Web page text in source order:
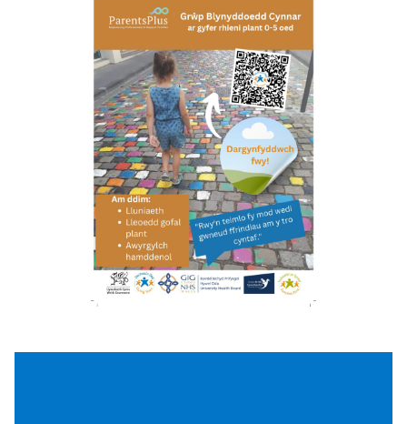
Dyddiad a lleoliad i’w cadarnhau,
cofrestrwch eich diddordeb.
6-12 Sessiew – Mae rhaglen Rhieni a
Blynyddoedd Cynnar yn rhaglen gyffredinol
ar gyfer rhieni plant rhwng 1 a 6 oed gan
gynnwys y rhainag anghenion ychwanegol.
Mae’n gwrs ymarferol, sy’n canolbwyntio ar
atebion sy’n adeiladu ar gryfderau rhieni –
edrych ar ymlyniad a pherthnasoedd, rheoli
dysgu, heriau datrys problemau, lleihau